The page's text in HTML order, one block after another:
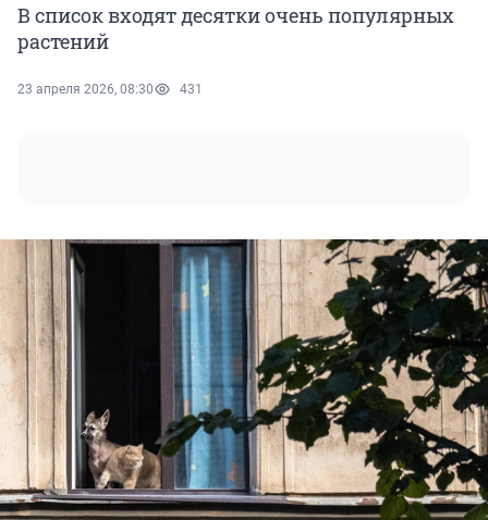
В список входят десятки очень популярных
растений
23 апреля 2026, 08:30 431